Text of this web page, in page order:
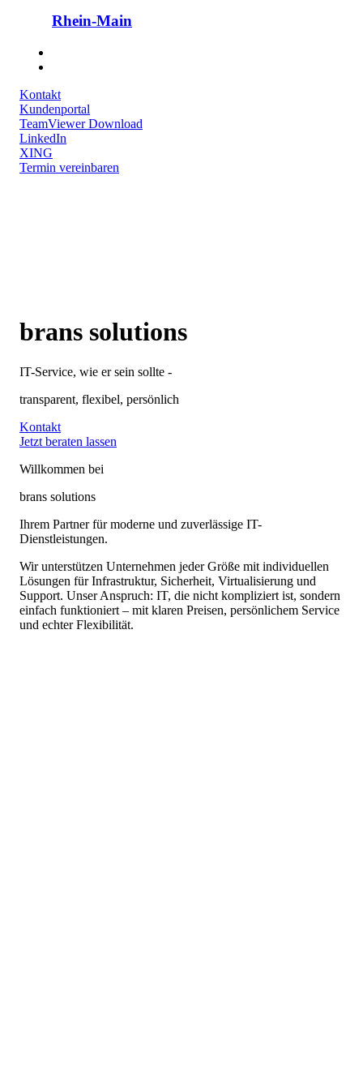
Rhein-Main
Kontakt
Kundenportal
TeamViewer Download
LinkedIn
XING
Termin vereinbaren
brans solutions
IT-Service, wie er sein sollte -
transparent, flexibel, persönlich
Kontakt
Jetzt beraten lassen
Willkommen bei
brans solutions
Ihrem Partner für moderne und zuverlässige IT-
Dienstleistungen.
Wir unterstützen Unternehmen jeder Größe mit individuellen
Lösungen für Infrastruktur, Sicherheit, Virtualisierung und
Support. Unser Anspruch: IT, die nicht kompliziert ist, sondern
einfach funktioniert – mit klaren Preisen, persönlichem Service
und echter Flexibilität.